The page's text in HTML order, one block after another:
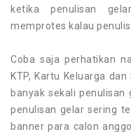
ketika penulisan
memprotes kalau
Coba saja perhatikan
KTP, Kartu Keluarga
banyak sekali penulisan
penulisan gelar sering
banner para calon